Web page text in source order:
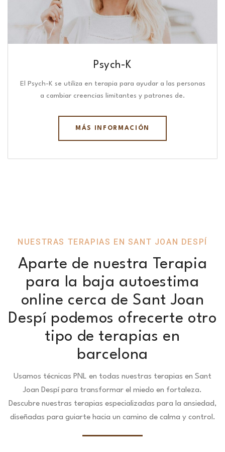
Psych-K
El Psych-K se utiliza en terapia para ayudar a las personas
a cambiar creencias limitantes y patrones de.
MÁS INFORMACIÓN
NUESTRAS TERAPIAS EN SANT JOAN DESPÍ
Aparte de nuestra Terapia
para la baja autoestima
online cerca de Sant Joan
Despí podemos ofrecerte otro
tipo de terapias en
barcelona
Usamos técnicas PNL en todas nuestras terapias en Sant
Joan Despí para transformar el miedo en fortaleza.
Descubre nuestras terapias especializadas para la ansiedad,
diseñadas para guiarte hacia un camino de calma y control.